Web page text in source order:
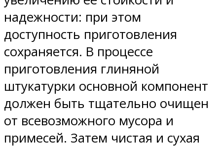
надежности: при этом
доступность приготовления
сохраняется. В процессе
приготовления глиняной
штукатурки основной компонент
должен быть тщательно очищен
от всевозможного мусора и
примесей. Затем чистая и сухая